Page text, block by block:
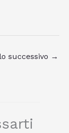
successivo →